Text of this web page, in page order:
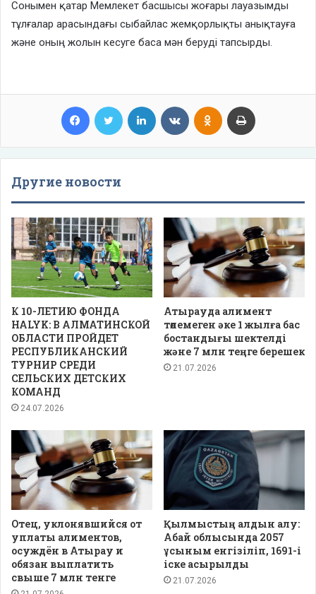
Сонымен қатар Мемлекет басшысы жоғары лауазымды
тұлғалар арасындағы сыбайлас жемқорлықты анықтауға
және оның жолын кесуге баса мән беруді тапсырды.
Facebook Twitter LinkedIn VKontakteOdnoklassniki
Другие новости
К 10-ЛЕТИЮ ФОНДА
HALYK: В АЛМАТИНСКОЙ
ОБЛАСТИ ПРОЙДЕТ
РЕСПУБЛИКАНСКИЙ
ТУРНИР СРЕДИ
СЕЛЬСКИХ ДЕТСКИХ
КОМАНД
24.07.2026
Атырауда алимент
төлемеген әке 1 жылға бас
бостандығы шектелді
және 7 млн теңге берешек
21.07.2026
Отец, уклонявшийся от
уплаты алиментов,
осуждён в Атырау и
обязан выплатить
свыше 7 млн тенге
Қылмыстың алдын алу:
Абай облысында 2057
ұсыным енгізіліп, 1691-і
іске асырылды
21.07.2026